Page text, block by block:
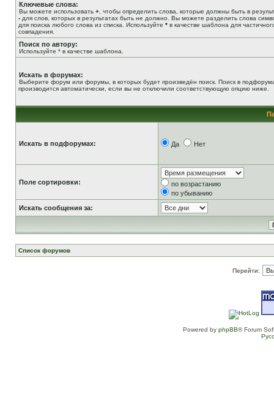
Ключевые слова:
Вы можете использовать + , чтобы определить слова, которые должны быть в
- для слов, которых в результатах быть не должно. Вы можете разделить слова
для поиска любого слова из списка. Используйте * в качестве шаблона для
совпадения.
Поиск по автору:
Используйте * в качестве шаблона.
Искать в форумах:
Выберите форум или форумы, в которых будет произведён поиск. Поиск в
производится автоматически, если вы не отключили соответствующую опцию ниже.
Искать в подфорумах: Да Нет
Поле сортировки:
по возрастанию
по убыванию
Искать сообщения за:
Список форумов
Перейти:
Powered by phpBB® Forum